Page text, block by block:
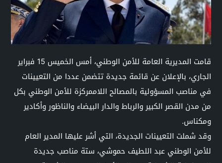
قامت المديرية العامة للأمن الوطني، أمس الخميس 15 فبراير
الجاري، بالإعلان عن قائمة جديدة تتضمن عددا من التعيينات
في مناصب المسؤولية بالمصالح اللاممركزة للأمن الوطني بكل
من مدن القصر الكبير والرباط والدار البيضاء والناظور وأكادير
ومكناس.
وقد شملت التعيينات الجديدة، التي أشر عليها المدير العام
للأمن الوطني عبد اللطيف حموشي، ستة مناصب جديدة